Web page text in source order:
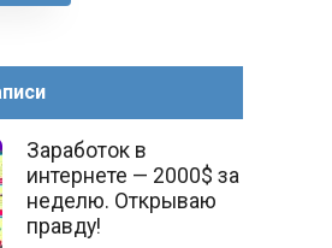
Заработок в
интернете — 2000$ за
неделю. Открываю
правду!